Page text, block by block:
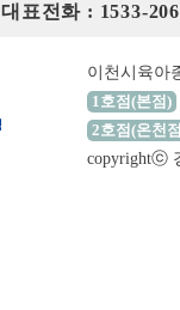
대표전화 : 1533-
이천시육아
1호점(본점)
2호점(온천
copyrightⓒ